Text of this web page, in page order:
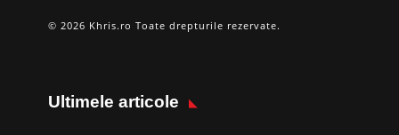
© 2026 Khris.ro Toate drepturile rezervate.
Ultimele articole